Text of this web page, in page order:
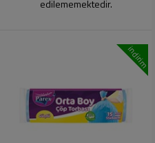
edilememektedir.
indirim